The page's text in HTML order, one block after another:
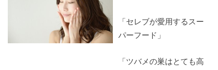
「セレブが愛用するスー
パーフード」
「ツバメの巣はとても高